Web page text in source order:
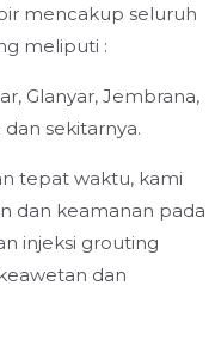
mencakup seluruh
meliputi :
Glanyar, Jembrana,
sekitarnya.
tepat waktu, kami
dan keamanan pada
injeksi grouting
dan